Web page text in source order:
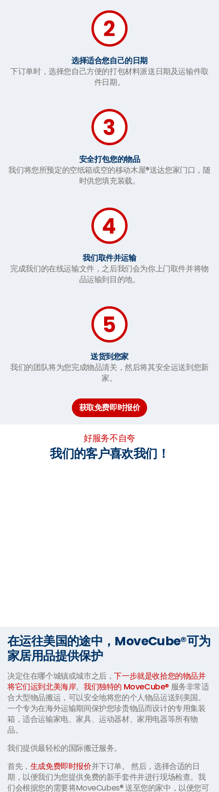
选择适合您自己的日期
下订单时，选择您自己方便的打包材料派送日期及运输件取
件日期。
安全打包您的物品
我们将您所预定的空纸箱或空的移动木屋®送达您家门口，随
时供您填充装载。
我们取件并运输
完成我们的在线运输文件，之后我们会为你上门取件并将物
品运输到目的地。
送货到您家
我们的团队将为您完成物品清关，然后将其安全运送到您新
家。
获取免费即时报价
好服务不自夸
我们的客户喜欢我们！
在运往美国的途中，MoveCube®可为
家居用品提供保护
决定住在哪个城镇或城市之后，下一步就是收拾您的物品并
将它们运到北美海岸。我们独特的 MoveCube® 服务非常适
合大型物品搬运，可以安全地将您的个人物品运送到美国。
一个专为在海外运输期间保护您珍贵物品而设计的专用集装
箱，适合运输家电、家具、运动器材、家用电器等所有物
品。
我们提供最轻松的国际搬迁服务。
首先， 生成免费即时报价并下订单。 然后，选择合适的日
期，以便我们为您提供免费的新手套件并进行现场检查。我
们会根据您的需要将MoveCubes® 送至您的家中，以便您可